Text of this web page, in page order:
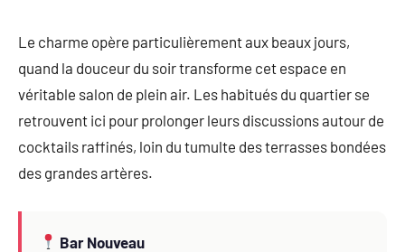
Le charme opère particulièrement aux beaux jours,
quand la douceur du soir transforme cet espace en
véritable salon de plein air. Les habitués du quartier se
retrouvent ici pour prolonger leurs discussions autour de
cocktails raffinés, loin du tumulte des terrasses bondées
des grandes artères.
Bar Nouveau